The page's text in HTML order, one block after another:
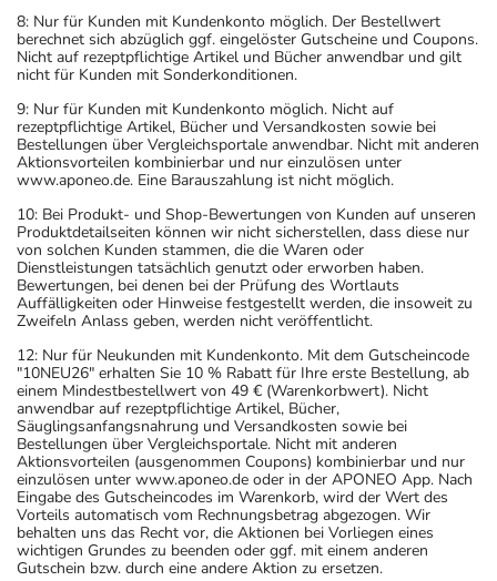
8: Nur für Kunden mit Kundenkonto möglich. Der Bestellwert
berechnet sich abzüglich ggf. eingelöster Gutscheine und Coupons.
Nicht auf rezeptpflichtige Artikel und Bücher anwendbar und gilt
nicht für Kunden mit Sonderkonditionen.
9: Nur für Kunden mit Kundenkonto möglich. Nicht auf
rezeptpflichtige Artikel, Bücher und Versandkosten sowie bei
Bestellungen über Vergleichsportale anwendbar. Nicht mit anderen
Aktionsvorteilen kombinierbar und nur einzulösen unter
www.aponeo.de. Eine Barauszahlung ist nicht möglich.
10: Bei Produkt- und Shop-Bewertungen von Kunden auf unseren
Produktdetailseiten können wir nicht sicherstellen, dass diese nur
von solchen Kunden stammen, die die Waren oder
Dienstleistungen tatsächlich genutzt oder erworben haben.
Bewertungen, bei denen bei der Prüfung des Wortlauts
Auffälligkeiten oder Hinweise festgestellt werden, die insoweit zu
Zweifeln Anlass geben, werden nicht veröffentlicht.
12: Nur für Neukunden mit Kundenkonto. Mit dem Gutscheincode
"10NEU26" erhalten Sie 10 % Rabatt für Ihre erste Bestellung, ab
einem Mindestbestellwert von 49 € (Warenkorbwert). Nicht
anwendbar auf rezeptpflichtige Artikel, Bücher,
Säuglingsanfangsnahrung und Versandkosten sowie bei
Bestellungen über Vergleichsportale. Nicht mit anderen
Aktionsvorteilen (ausgenommen Coupons) kombinierbar und nur
einzulösen unter www.aponeo.de oder in der APONEO App. Nach
Eingabe des Gutscheincodes im Warenkorb, wird der Wert des
Vorteils automatisch vom Rechnungsbetrag abgezogen. Wir
behalten uns das Recht vor, die Aktionen bei Vorliegen eines
wichtigen Grundes zu beenden oder ggf. mit einem anderen
Gutschein bzw. durch eine andere Aktion zu ersetzen.